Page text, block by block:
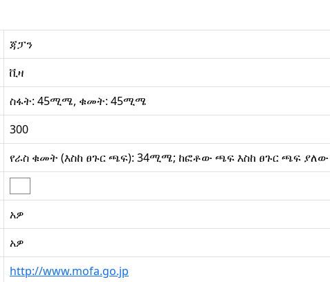
ጃፓን
ቪዛ
ስፋት: 45ሚሜ, ቁመት: 45ሚሜ
300
የራስ ቁመት (እስከ ፀጉር ጫፍ): 34ሚሜ; ከፎቶው ጫፍ እስከ ፀጉር ጫፍ
አዎ
አዎ
http://www.mofa.go.jp